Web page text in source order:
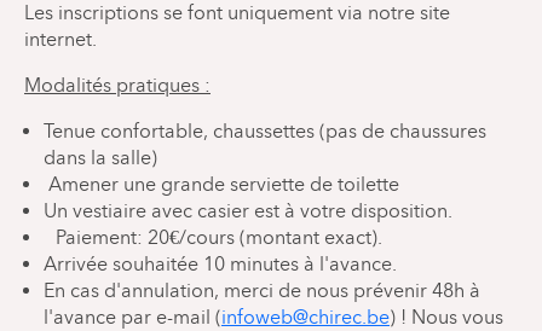
Les inscriptions se font uniquement via notre site
internet.
Modalités pratiques :
Tenue confortable, chaussettes (pas de chaussures
dans la salle)
Amener une grande serviette de toilette
Un vestiaire avec casier est à votre disposition.
Paiement: 20€/cours (montant exact).
Arrivée souhaitée 10 minutes à l'avance.
En cas d'annulation, merci de nous prévenir 48h à
l'avance par e-mail (infoweb@chirec.be) ! Nous vous